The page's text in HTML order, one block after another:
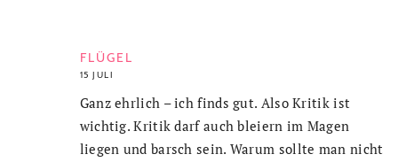
FLÜGEL
15 JULI
Ganz ehrlich – ich finds gut. Also Kritik ist
wichtig. Kritik darf auch bleiern im Magen
liegen und barsch sein. Warum sollte man nicht